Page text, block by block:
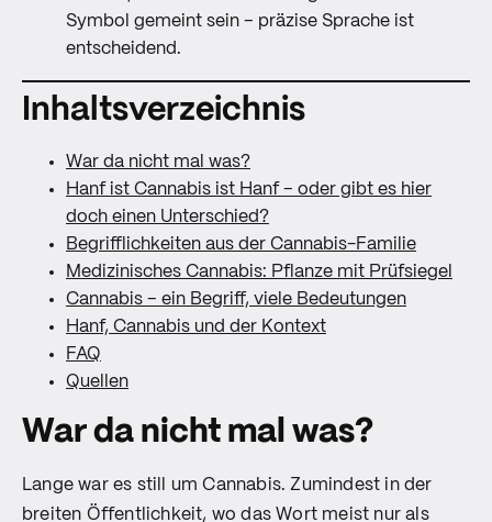
Symbol gemeint sein – präzise Sprache ist
entscheidend.
Inhaltsverzeichnis
War da nicht mal was?
Hanf ist Cannabis ist Hanf – oder gibt es hier
doch einen Unterschied?
Begrifflichkeiten aus der Cannabis-Familie
Medizinisches Cannabis: Pflanze mit Prüfsiegel
Cannabis – ein Begriff, viele Bedeutungen
Hanf, Cannabis und der Kontext
FAQ
Quellen
War da nicht mal was?
Lange war es still um Cannabis. Zumindest in der
breiten Öffentlichkeit, wo das Wort meist nur als